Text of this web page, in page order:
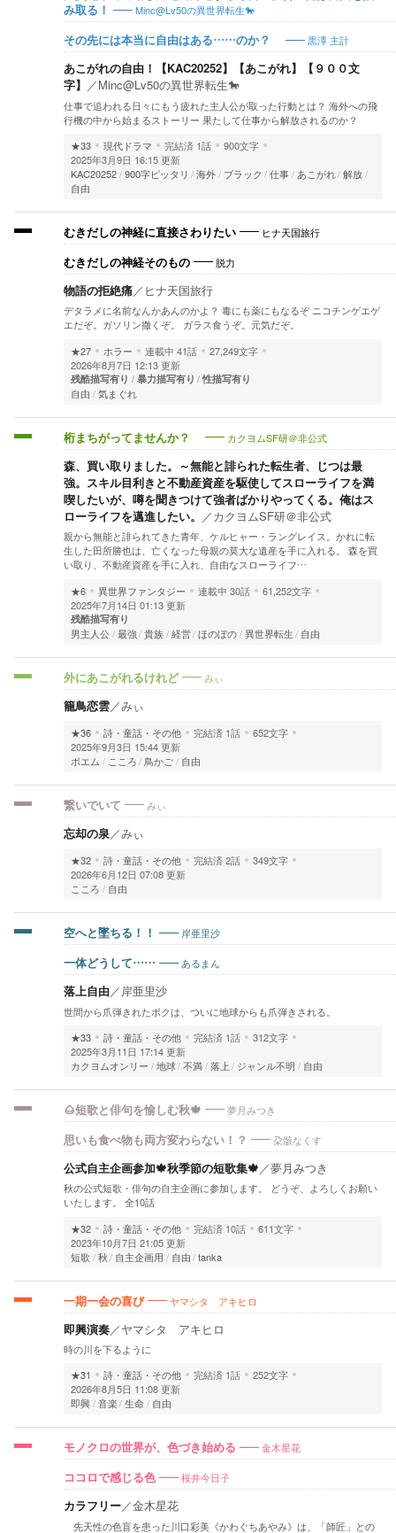
み取る！
Minc@Lv50の異世界転生🐎
その先には本当に自由はある……のか？ 黒澤 主計
あこがれの自由！【KAC20252】【あこがれ】【９００文
字】 ／Minc@Lv50の異世界転生🐎
仕事で追われる日々にもう疲れた主人公が取った行動とは？ 海外への飛
行機の中から始まるストーリー 果たして仕事から解放されるのか？
★33
現代ドラマ 完結済 1話
900文字
2025年3月9日 16:15 更新
KAC20252 900字ピッタリ 海外 ブラック 仕事 あこがれ 解放
自由
むきだしの神経に直接さわりたい ヒナ天国旅行
むきだしの神経そのもの 脱力
物語の拒絶痛／ ヒナ天国旅行
デタラメに名前なんかあんのかよ？ 毒にも薬にもなるぞ ニコチンゲエゲ
エだぞ。ガソリン撒くぞ。 ガラス食うぞ。元気だぞ。
★27
ホラー 連載中 41話
27,249文字
2026年8月7日 12:13 更新
残酷描写有り 暴力描写有り 性描写有り
自由 気まぐれ
桁まちがってませんか？ カクヨムSF研＠非公式
森、買い取りました。～無能と誹られた転生者、じつは最
強。スキル目利きと不動産資産を駆使してスローライフを満
喫したいが、噂を聞きつけて強者ばかりやってくる。俺はス
ローライフを邁進したい。 ／カクヨムSF研＠非公式
親から無能と誹られてきた青年、ケルヒャー・ラングレイス。かれに転
生した田所勝也は、亡くなった母親の莫大な遺産を手に入れる。 森を買
い取り、不動産資産を手に入れ、自由なスローライフ…
★6
異世界ファンタジー 連載中 30話
61,252文字
2025年7月14日 01:13 更新
残酷描写有り
男主人公 最強 貴族 経営 ほのぼの 異世界転生 自由
外にあこがれるけれど みぃ
籠鳥恋雲／みぃ
★36 詩・童話・その他 完結済 1話
652文字
2025年9月3日 15:44 更新
ポエム
こころ 鳥かご 自由
繋いでいて みぃ
忘却の泉 ／みぃ
★32 詩・童話・その他 完結済2話
349文字
2026年6月12日 07:08 更新
こころ
自由
空へと墜ちる！！ 岸亜里沙
一体どうして…… あるまん
落上自由／岸亜里沙
世間から爪弾きれたボクは、ついに地球からも爪弾きされる。
★33
詩・童話・その他 完結済 1話
312文字
2025年3月11日 17:14 更新
カクヨムオンリー
地球 不満 落上 ジャンル不明 自由
🌰短歌と俳句を愉しむ秋🍁 夢月みつき
思いも食べ物も両方変わらない！？ 朶骸なくす
公式自主企画参加🍁秋季節の短歌集🍁／夢月みつき
秋の公式短歌・俳句の自主企画に参加します。 どうぞ、よろしくお願い
いたします。 全10話
★32
詩・童話・その他 完結済 10話
611文字
2023年10月7日 21:05 更新
短歌
秋 自主企画用 自由 tanka
一期一会の喜び ヤマシタ アキヒロ
即興演奏／ヤマシタ アキヒロ
時の川を下るように
★31
詩・童話・その他 完結済 1話
252文字
2026年8月5日 11:08 更新
即興 音楽 生命 自由
モノクロの世界が、色づき始める 金木星花
ココロで感じる色 桜井今日子
カラフリー／金木星花
先天性の色盲を患った川口彩美《かわぐちあやみ》は、「師匠」との